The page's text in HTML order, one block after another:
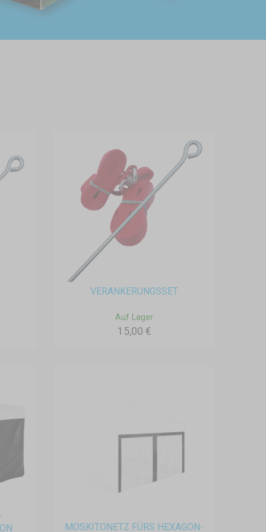
VERANKERUNGSSET
Auf Lager
15,00 €
MOSKITONETZ FÜRS HEXAGON-